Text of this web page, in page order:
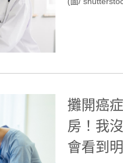
攤開癌
房！我
會看到